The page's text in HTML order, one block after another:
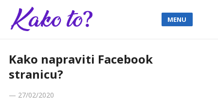
MENU
Kako napraviti Facebook
stranicu?
— 27/02/2020